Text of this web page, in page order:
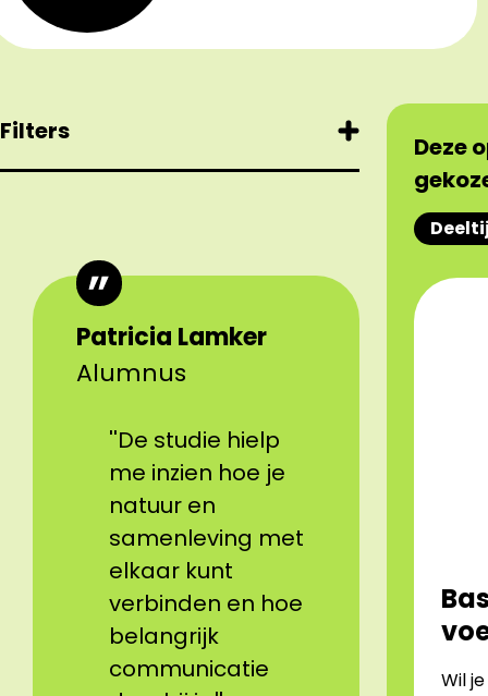
Filters
Patricia Lamker
Alumnus
''De studie hielp
me inzien hoe je
natuur en
samenleving met
elkaar kunt
verbinden en hoe
belangrijk
communicatie
Deze
Wil